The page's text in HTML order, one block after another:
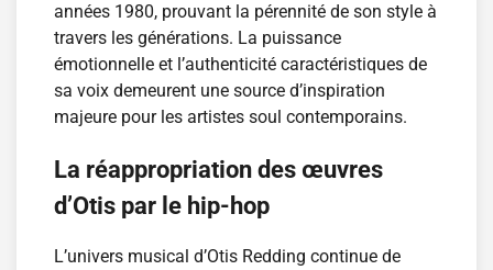
années 1980, prouvant la pérennité de son style à
travers les générations. La puissance
émotionnelle et l’authenticité caractéristiques de
sa voix demeurent une source d’inspiration
majeure pour les artistes soul contemporains.
La réappropriation des œuvres
d’Otis par le hip-hop
L’univers musical d’Otis Redding continue de